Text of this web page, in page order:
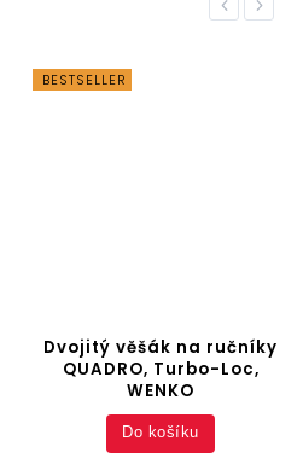
Previous
BESTSELLER
Dvojitý věšák na ručníky
QUADRO, Turbo-Loc,
WENKO
Do košíku
Next